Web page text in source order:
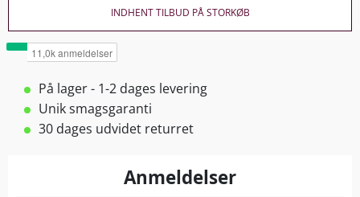
INDHENT TILBUD PÅ STORKØB
På lager - 1-2 dages levering
Unik smagsgaranti
30 dages udvidet returret
Anmeldelser